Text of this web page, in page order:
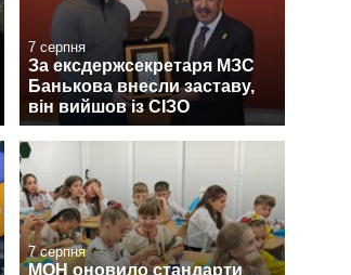
7 серпня
За ексдержсекретаря МЗС
Банькова внесли заставу,
він вийшов із СІЗО
7 серпня
МОН оновило стандарти